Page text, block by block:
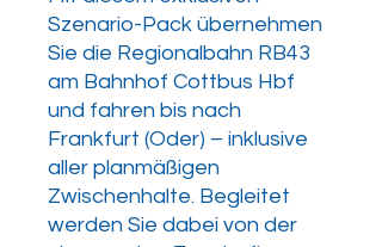
Szenario-Pack übernehmen
Sie die Regionalbahn RB43
am Bahnhof Cottbus Hbf
und fahren bis nach
Frankfurt (Oder) – inklusive
aller planmäßigen
Zwischenhalte. Begleitet
werden Sie dabei von der